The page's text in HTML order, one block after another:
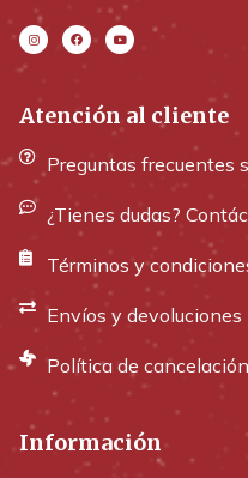
Atención al cliente
Preguntas frecuentes
¿Tienes dudas?
Términos y
Envíos y devoluciones
Política de cancelación
Información